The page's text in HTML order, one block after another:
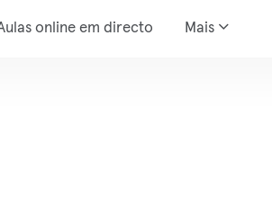
online em directo Mais